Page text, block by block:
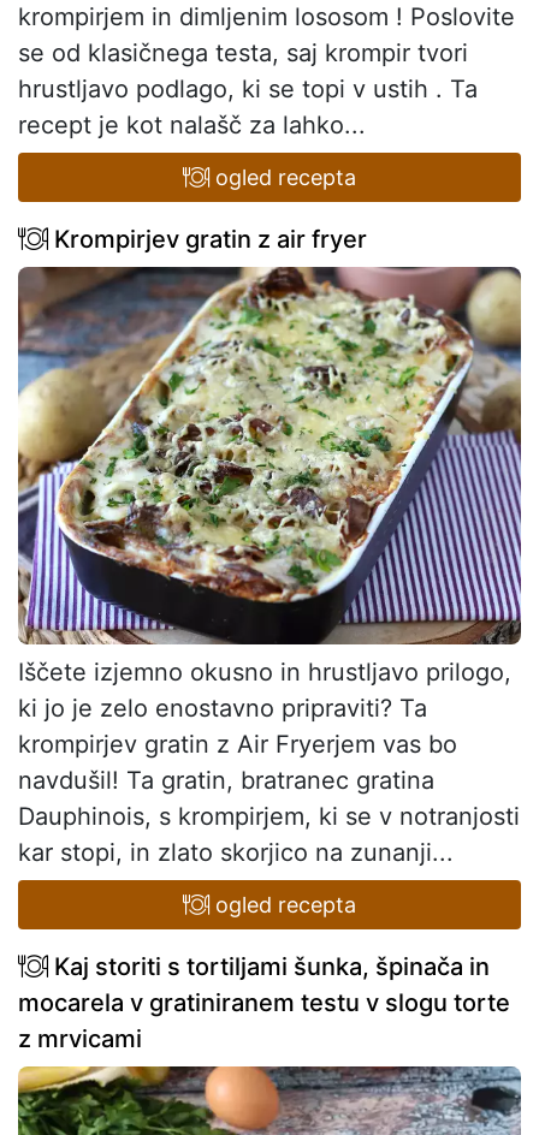
krompirjem in dimljenim lososom ! Poslovite
se od klasičnega testa, saj krompir tvori
hrustljavo podlago, ki se topi v ustih . Ta
recept je kot nalašč za lahko...
ogled recepta
Krompirjev gratin z air fryer
Iščete izjemno okusno in hrustljavo prilogo,
ki jo je zelo enostavno pripraviti? Ta
krompirjev gratin z Air Fryerjem vas bo
navdušil! Ta gratin, bratranec gratina
Dauphinois, s krompirjem, ki se v notranjosti
kar stopi, in zlato skorjico na zunanji...
ogled recepta
Kaj storiti s tortiljami šunka, špinača in
mocarela v gratiniranem testu v slogu torte
z mrvicami